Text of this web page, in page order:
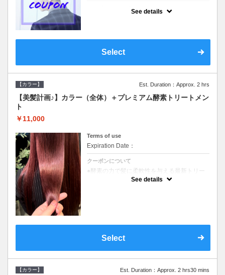
気軽なスパです☆
See details
Select
【カラー】 Est. Duration：Approx. 2 hrs
【美髪計画♪】カラー（全体）＋プレミアム酵素トリートメン
ト
￥11,000
Terms of use
Expiration Date：
クーポンについて
●酵素の力で髪に柔軟性を与える最新トリー
トメント●ＳＢ込●長さ料金あり《こちらのク
ーポンご利用のお客様のみ》オリジナル酵素
See details
Select
【カラー】 Est. Duration：Approx. 2 hrs30 mins